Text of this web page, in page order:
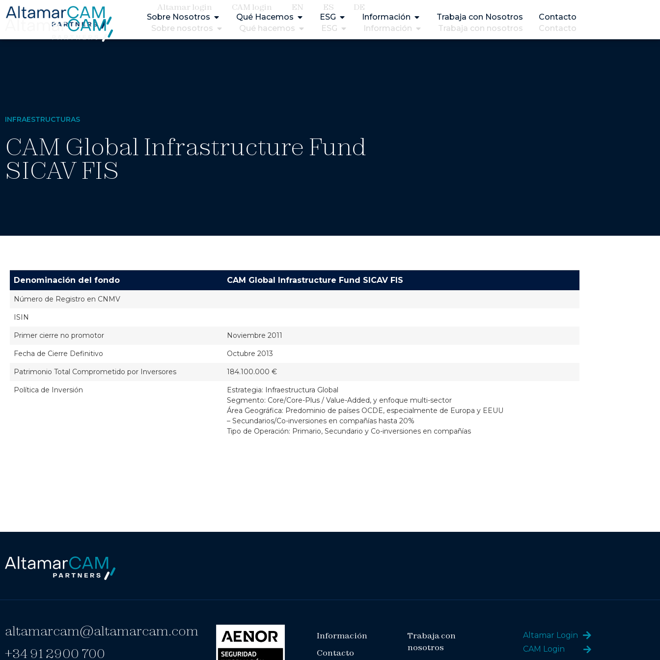
Altamar login CAM login EN ES DE
Sobre nosotros Qué hacemos ESG Información Trabaja con nosotros Contacto
Sobre Nosotros Qué Hacemos ESG Información Trabaja con Nosotros Contacto
INFRAESTRUCTURAS
CAM Global Infrastructure Fund
SICAV FIS
Denominación del fondo CAM Global Infrastructure Fund SICAV FIS
Número de Registro en CNMV
ISIN
Primer cierre no promotor Noviembre 2011
Fecha de Cierre Definitivo Octubre 2013
Patrimonio Total Comprometido por Inversores 184.100.000 €
Política de Inversión
Estrategia: Infraestructura Global
Segmento: Core/Core-Plus / Value-Added, y enfoque multi-sector
Área Geográfica: Predominio de países OCDE, especialmente de Europa y EEUU
– Secundarios/Co-inversiones en compañías hasta 20%
Tipo de Operación: Primario, Secundario y Co-inversiones en compañías
altamarcam@altamarcam.com
+34 91 2900 700
Información
Contacto
Trabaja con
nosotros
Altamar Login
CAM Login